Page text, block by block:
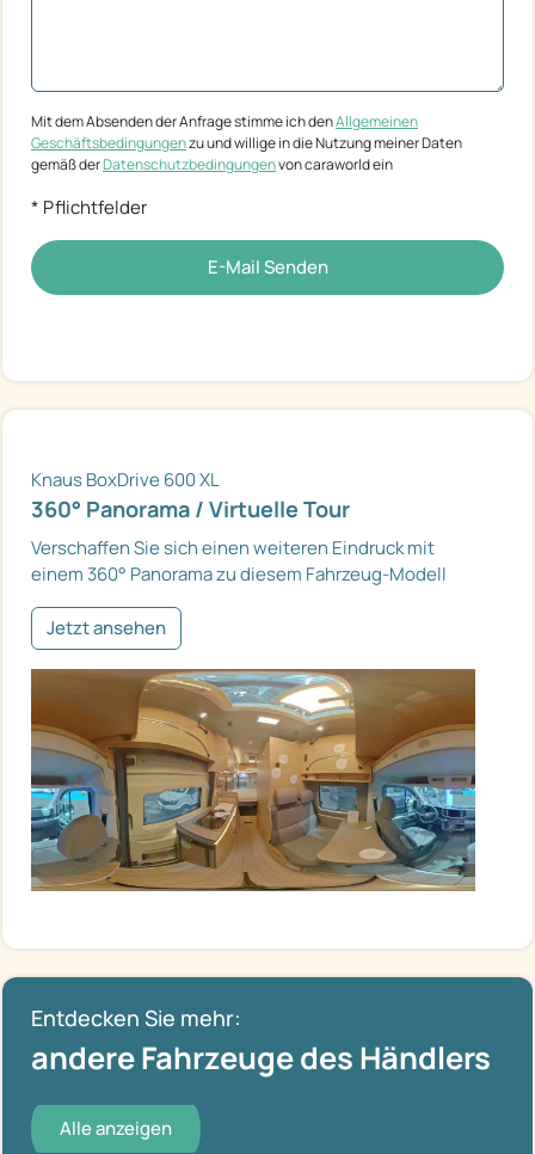
Mit dem Absenden der Anfrage stimme ich denAllgemeinen
Geschäftsbedingungenzu und willige in die Nutzung meiner Daten
gemäß derDatenschutzbedingungenvon caraworld ein
* Pflichtfelder
E-Mail Senden
Knaus BoxDrive 600 XL
360° Panorama / Virtuelle Tour
Verschaffen Sie sich einen weiteren Eindruck mit
einem 360° Panorama zu diesem Fahrzeug-Modell
Jetzt ansehen
Entdecken Sie mehr:
andere Fahrzeuge des Händlers
Alle anzeigen